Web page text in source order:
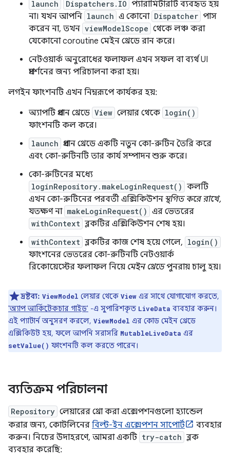
launch Dispatchers.IO প্যারামিটারটি ব্যবহৃত হয়
না। যখন আপনি launch এ কোনো Dispatcher পাস
করেন না, তখন viewModelScope থেকে লঞ্চ করা
যেকোনো coroutine মেইন থ্রেডে রান করে।
নেটওয়ার্ক অনুরোধের ফলাফল এখন সফল বা ব্যর্থ UI
প্রদর্শনের জন্য পরিচালনা করা হয়।
লগইন ফাংশনটি এখন নিম্নরূপে কার্যকর হয়:
অ্যাপটি প্রধান থ্রেডে View লেয়ার থেকে login()
ফাংশনটি কল করে।
launch প্রধান থ্রেডে একটি নতুন কো-রুটিন তৈরি করে
এবং কো-রুটিনটি তার কার্য সম্পাদন শুরু করে।
কো-রুটিনের মধ্যে
loginRepository.makeLoginRequest() কলটি
এখন কো-রুটিনের পরবর্তী এক্সিকিউশন স্থগিত করে রাখে,
যতক্ষণ না makeLoginRequest() এর ভেতরের
withContext ব্লকটির এক্সিকিউশন শেষ হয়।
withContext ব্লকটির কাজ শেষ হয়ে গেলে, login()
ফাংশনের ভেতরের কো-রুটিনটি নেটওয়ার্ক
রিকোয়েস্টের ফলাফল নিয়ে মেইন থ্রেডেপুনরায় চালু হয়।
দ্রষ্টব্য: ViewModel লেয়ার থেকে View এর সাথে যোগাযোগ করতে,
'অ্যাপ আর্কিটেকচার গাইড' -এ সুপারিশকৃত LiveData ব্যবহার করুন।
এই প্যাটার্ন অনুসরণ করলে, ViewModel এর কোড মেইন থ্রেডে
এক্সিকিউট হয়, ফলে আপনি সরাসরি MutableLiveData এর
setValue() ফাংশনটি কল করতে পারেন।
ব্যতিক্রম পরিচালনা
Repository লেয়ারের থ্রো করা এক্সেপশনগুলো হ্যান্ডেল
করার জন্য, কোটলিনের বিল্ট-ইন এক্সেপশন সাপোর্ট
ব্যবহার
করুন। নিচের উদাহরণে, আমরা একটি try-catch ব্লক
ব্যবহার করেছি: